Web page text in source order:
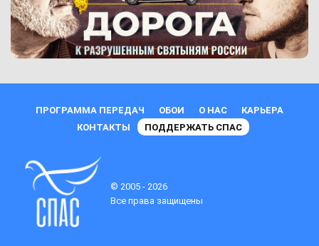
ПРОГРАММА ПЕРЕДАЧ ОБОИ О НАС
КАРЬЕРА
КОНТАКТЫ
ПОДДЕРЖАТЬ СПАС
© 2005 - 2026
Все права защищены